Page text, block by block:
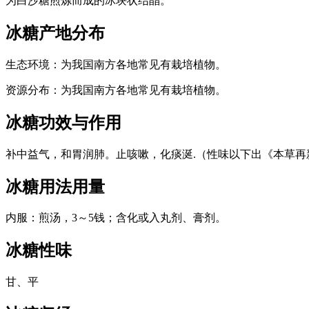
冰糖产地分布
生态环境：为我国南方各地常见有栽培植物。
资源分布：为我国南方各地常见有栽培植物。
冰糖功效与作用
补中益气，和胃润肺。止咳嗽，化痰涎.（性味以下出《本草再
冰糖用法用量
内服：煎汤，3～5钱；含化或入丸剂、膏剂。
冰糖性味
甘、平